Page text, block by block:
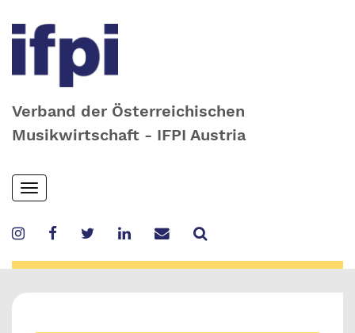
Verband der Österreichischen
Musikwirtschaft - IFPI Austria
Skip
to
content
Toggle
navigation